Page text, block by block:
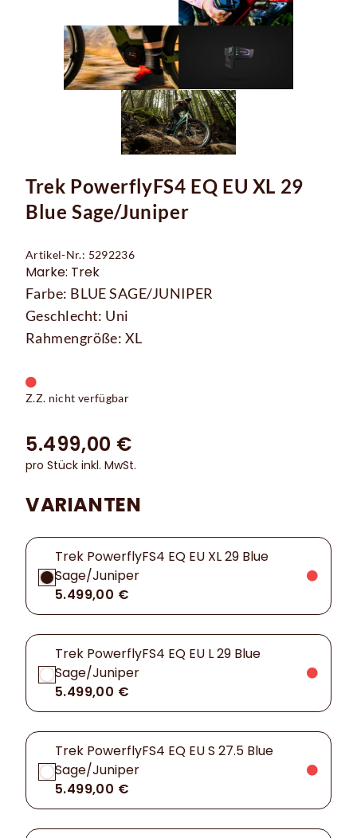
Trek PowerflyFS4 EQ EU XL 29
Blue Sage/Juniper
Artikel-Nr.: 5292236
Marke: Trek
Farbe: BLUE SAGE/JUNIPER
Geschlecht: Uni
Rahmengröße: XL
Z.Z. nicht verfügbar
5.499,00 €
pro Stück inkl. MwSt.
VARIANTEN
Trek PowerflyFS4 EQ EU XL 29 Blue
Sage/Juniper
5.499,00 €
Trek PowerflyFS4 EQ EU L 29 Blue
Sage/Juniper
5.499,00 €
Trek PowerflyFS4 EQ EU S 27.5 Blue
Sage/Juniper
5.499,00 €